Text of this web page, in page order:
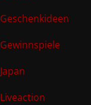
Geschenkideen
Gewinnspiele
Japan
Liveaction